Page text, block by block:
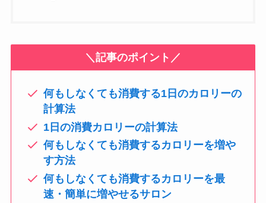
＼記事のポイント／
何もしなくても消費する1日のカロリーの
計算法
1日の消費カロリーの計算法
何もしなくても消費するカロリーを増や
す方法
何もしなくても消費するカロリーを最
速・簡単に増やせるサロン